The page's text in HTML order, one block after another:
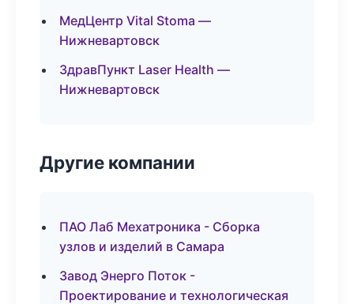
МедЦентр Vital Stoma —
Нижневартовск
ЗдравПункт Laser Health —
Нижневартовск
Другие компании
ПАО Лаб Мехатроника - Сборка
узлов и изделий в Самара
Завод Энерго Поток -
Проектирование и технологическая